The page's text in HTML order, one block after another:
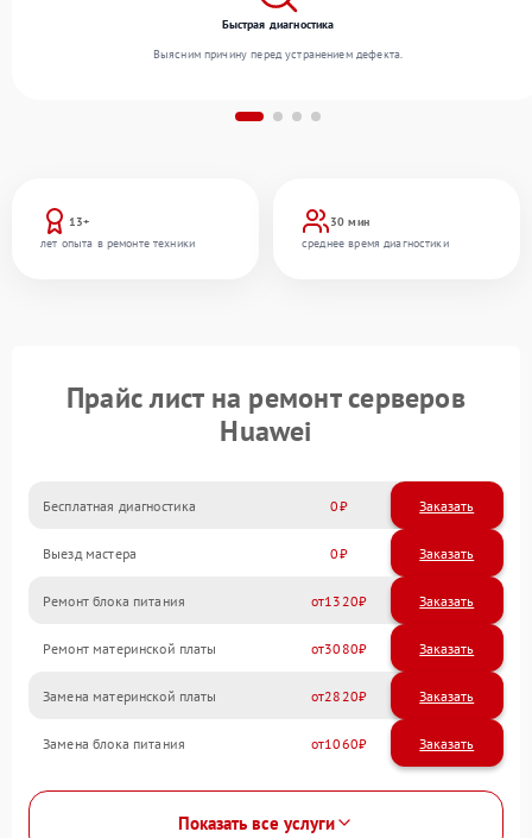
13+
лет опыта в ремонте техники
30 мин
среднее время диагностики
Быстрая диагностика
Выясним причину перед устранением дефекта.
Прайс лист на ремонт серверов
Huawei
Бесплатная диагностика 0 Заказать
Выезд мастера 0 Заказать
Ремонт блока питания 1320
Ремонт материнской платы 3080
Замена материнской платы 2820
Замена блока питания 1060
Показать все услуги